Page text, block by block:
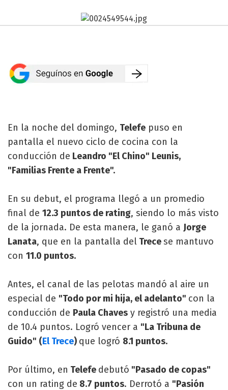
En la noche del domingo, Telefe puso en
pantalla el nuevo ciclo de cocina con la
conducción de Leandro "El Chino" Leunis,
"Familias Frente a Frente".
En su debut, el programa llegó a un promedio
final de 12.3 puntos de rating, siendo lo más visto
de la jornada. De esta manera, le ganó a Jorge
Lanata, que en la pantalla del Trecese mantuvo
con 11.0 puntos.
Antes, el canal de las pelotas mandó al aire un
especial de "Todo por mi hija, el adelanto" con la
conducción de Paula Chaves y registró una media
de 10.4 puntos. Logró vencer a "La Tribuna de
Guido" (El Trece) que logró 8.1 puntos.
Por último, en Telefe debutó "Pasado de copas"
con un rating de 8.7 puntos. Derrotó a "Pasión